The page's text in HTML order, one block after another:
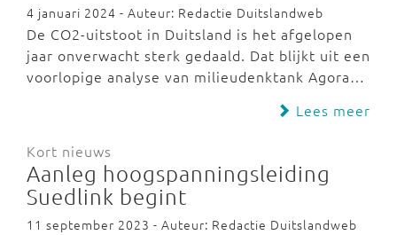
4 januari 2024 - Auteur: Redactie Duitslandweb
De CO2-uitstoot in Duitsland is het afgelopen
jaar onverwacht sterk gedaald. Dat blijkt uit een
voorlopige analyse van milieudenktank Agora…
Lees meer
Kort nieuws
Aanleg hoogspanningsleiding
Suedlink begint
11 september 2023 - Auteur: Redactie Duitslandweb